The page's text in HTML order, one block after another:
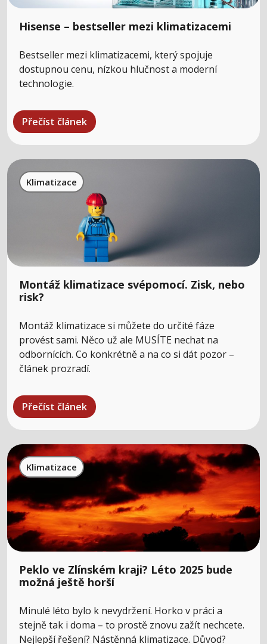
Hisense – bestseller mezi klimatizacemi
Bestseller mezi klimatizacemi, který spojuje
dostupnou cenu, nízkou hlučnost a moderní
technologie.
Přečíst článek
Klimatizace
Montáž klimatizace svépomocí. Zisk, nebo
risk?
Montáž klimatizace si můžete do určité fáze
provést sami. Něco už ale MUSÍTE nechat na
odbornících. Co konkrétně a na co si dát pozor –
článek prozradí.
Přečíst článek
Klimatizace
Peklo ve Zlínském kraji? Léto 2025 bude
možná ještě horší
Minulé léto bylo k nevydržení. Horko v práci a
stejně tak i doma – to prostě znovu zažít nechcete.
Nejlepší řešení? Nástěnná klimatizace. Důvod?